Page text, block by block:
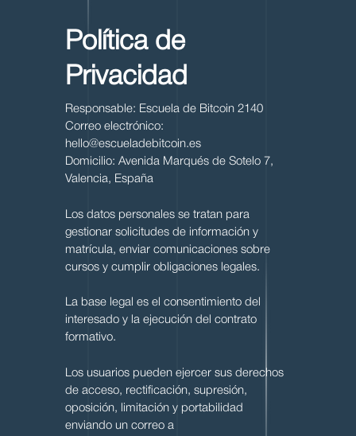
Política de
Privacidad
Responsable: Escuela de Bitcoin 2140
Correo electrónico:
hello@escueladebitcoin.es
Domicilio: Avenida Marqués de Sotelo 7,
Valencia, España
Los datos personales se tratan para
gestionar solicitudes de información y
matrícula, enviar comunicaciones sobre
cursos y cumplir obligaciones legales.
La base legal es el consentimiento del
interesado y la ejecución del contrato
formativo.
Los usuarios pueden ejercer sus derechos
de acceso, rectificación, supresión,
oposición, limitación y portabilidad
enviando un correo a